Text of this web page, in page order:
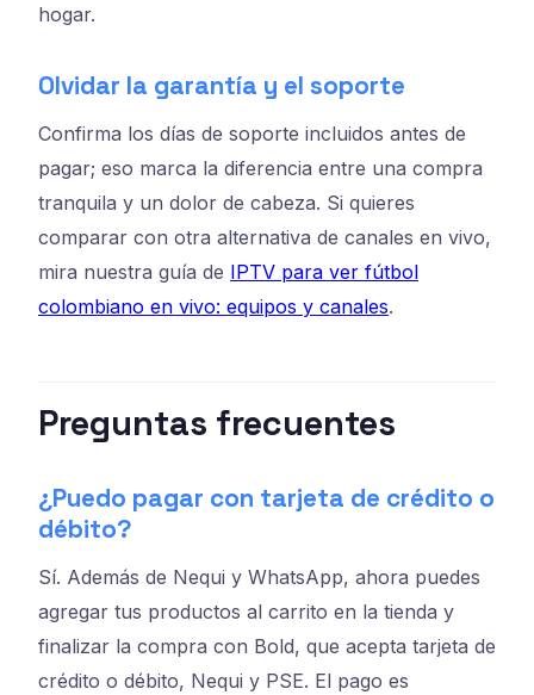
hogar.
Olvidar la garantía y el soporte
Confirma los días de soporte incluidos antes de
pagar; eso marca la diferencia entre una compra
tranquila y un dolor de cabeza. Si quieres
comparar con otra alternativa de canales en vivo,
mira nuestra guía de IPTV para ver fútbol
colombiano en vivo: equipos y canales.
Preguntas frecuentes
¿Puedo pagar con tarjeta de crédito o
débito?
Sí. Además de Nequi y WhatsApp, ahora puedes
agregar tus productos al carrito en la tienda y
finalizar la compra con Bold, que acepta tarjeta de
crédito o débito, Nequi y PSE. El pago es